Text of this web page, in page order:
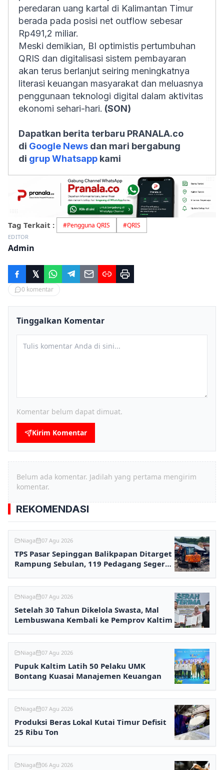
peredaran uang kartal di Kalimantan Timur
berada pada posisi net outflow sebesar
Rp491,2 miliar.
Meski demikian, BI optimistis pertumbuhan
QRIS dan digitalisasi sistem pembayaran
akan terus berlanjut seiring meningkatnya
literasi keuangan masyarakat dan meluasnya
penggunaan teknologi digital dalam aktivitas
ekonomi sehari-hari. (SON)
Dapatkan berita terbaru PRANALA.co
di Google News dan mari bergabung
di grup Whatsapp kami
Tag Terkait : #Pengguna QRIS #QRIS
EDITOR
Admin
0 komentar
Tinggalkan Komentar
Komentar belum dapat dimuat.
Kirim Komentar
Belum ada komentar. Jadilah yang pertama mengirim
komentar.
REKOMENDASI
Niaga 07 Agu 2026
TPS Pasar Sepinggan Balikpapan Ditarget
Rampung Sebulan, 119 Pedagang Segera
Niaga 07 Agu 2026
Setelah 30 Tahun Dikelola Swasta, Mal
Lembuswana Kembali ke Pemprov Kaltim
Niaga 07 Agu 2026
Pupuk Kaltim Latih 50 Pelaku UMK
Bontang Kuasai Manajemen Keuangan
Niaga 07 Agu 2026
Produksi Beras Lokal Kutai Timur Defisit
25 Ribu Ton
Niaga 06 Agu 2026